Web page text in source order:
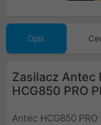
Opis
Zasilacz Antec
HCG850 PRO
Antec HCG850